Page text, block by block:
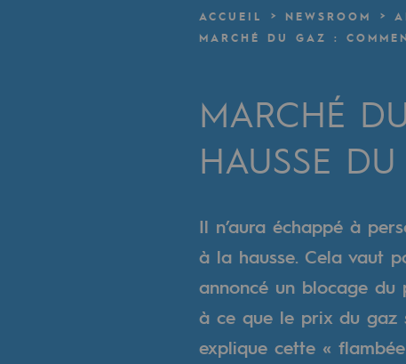
Un réseau local et européen
Une organisation
Transversalité et Collaboratif
Notre culture et nos valeurs
Une organisation certifiée
Notre organisation
Notre organisation
ACCUEIL NEWSROOM
MARCHÉ DU GAZ :
MARCHÉ
HAUSSE
Il n’aura échappé à
à la hausse. Cela vaut
annoncé un blocage du
à ce que le prix du gaz
explique cette «